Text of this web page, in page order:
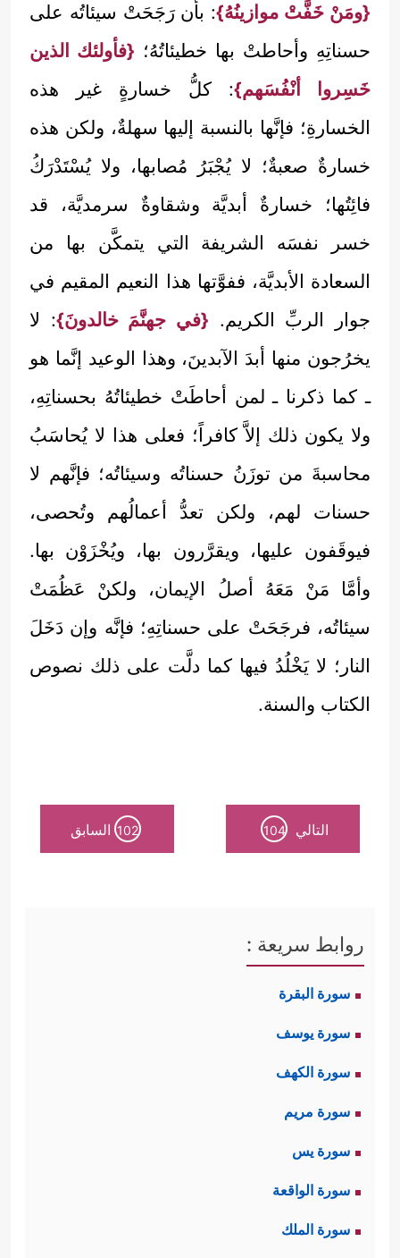
{ومَنْ خَفَّتْ موازينُهُ}: بأن رَجَحَتْ سيئاتُه على
حسناتِهِ وأحاطتْ بها خطيئاتُهُ؛ {فأولئك الذين
خَسِروا أنْفُسَهم}: كلُّ خسارةٍ غير هذه
الخسارةِ؛ فإنَّها بالنسبة إليها سهلةٌ، ولكن هذه
خسارةٌ صعبةٌ؛ لا يُجْبَرُ مُصابها، ولا يُسْتَدْرَكُ
فائِتُها؛ خسارةٌ أبديَّة وشقاوةٌ سرمديَّة، قد
خسر نفسَه الشريفة التي يتمكَّن بها من
السعادة الأبديَّة، ففوَّتها هذا النعيم المقيم في
جوار الربِّ الكريم. {في جهنَّمَ خالدونَ}: لا
يخرُجون منها أبدَ الآبدينَ، وهذا الوعيد إنَّما هو
ـ كما ذكرنا ـ لمن أحاطَتْ خطيئاتُهُ بحسناتِهِ،
ولا يكون ذلك إلاَّ كافراً؛ فعلى هذا لا يُحاسَبُ
محاسبةَ من توزَنُ حسناتُه وسيئاتُه؛ فإنَّهم لا
حسنات لهم، ولكن تعدُّ أعمالُهم وتُحصى،
فيوقَفون عليها، ويقرَّرون بها، ويُخْزَوْن بها.
وأمَّا مَنْ مَعَهُ أصلُ الإيمان، ولكنْ عَظُمَتْ
سيئاتُه، فرجَحَتْ على حسناتِهِ؛ فإنَّه وإن دَخَلَ
النار؛ لا يَخْلُدُ فيها كما دلَّت على ذلك نصوص
الكتاب والسنة.
التالي 104
102 السابق
روابط سريعة :
سورة البقرة
سورة يوسف
سورة الكهف
سورة مريم
سورة يس
سورة الواقعة
سورة الملك